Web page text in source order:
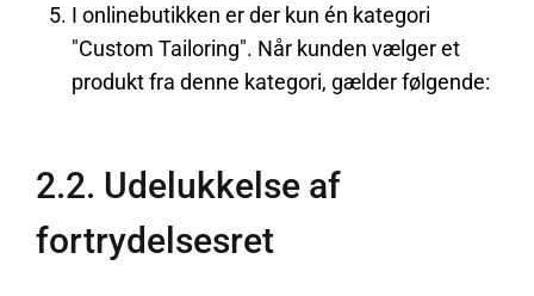
I onlinebutikken er der kun én kategori
"Custom Tailoring". Når kunden vælger et
produkt fra denne kategori, gælder følgende:
2.2. Udelukkelse af
fortrydelsesret